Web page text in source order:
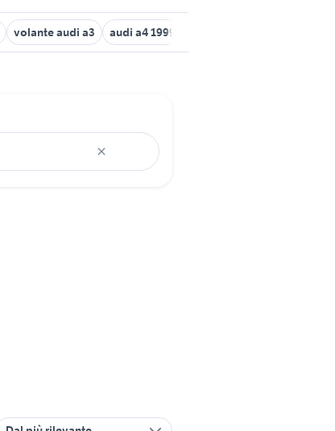
volante audi a3 audi a4 1999